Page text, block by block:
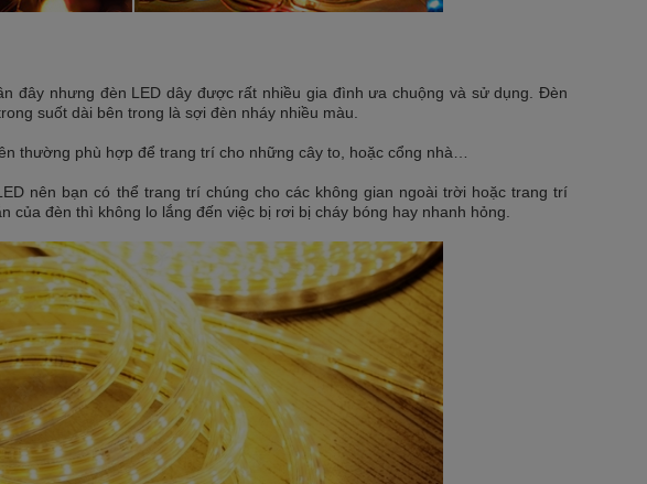
đây nhưng đèn LED dây được rất nhiều gia đình ưa chuộng và sử dụng. Đèn
suốt dài bên trong là sợi đèn nháy nhiều màu.
thường phù hợp để trang trí cho những cây to, hoặc cổng nhà…
nên bạn có thể trang trí chúng cho các không gian ngoài trời hoặc trang trí
của đèn thì không lo lắng đến việc bị rơi bị cháy bóng hay nhanh hỏng.